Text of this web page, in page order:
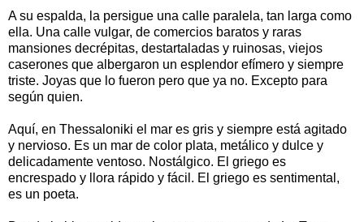
A su espalda, la persigue una calle paralela, tan larga como
ella. Una calle vulgar, de comercios baratos y raras
mansiones decrépitas, destartaladas y ruinosas, viejos
caserones que albergaron un esplendor efímero y siempre
triste. Joyas que lo fueron pero que ya no. Excepto para
según quien.
Aquí, en Thessaloniki el mar es gris y siempre está agitado
y nervioso. Es un mar de color plata, metálico y dulce y
delicadamente ventoso. Nostálgico. El griego es
encrespado y llora rápido y fácil. El griego es sentimental,
es un poeta.